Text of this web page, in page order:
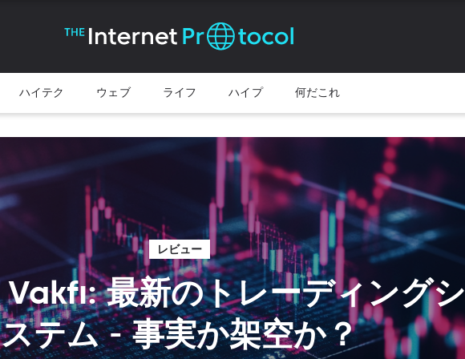
ハイテク ウェブ ライフ ハイプ 何だこれ
レビュー
最新のトレーディングシ
ステム - 事実か架空か？